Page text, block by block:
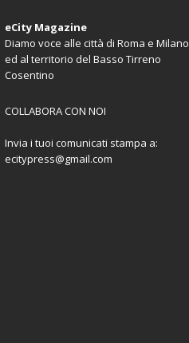
eCity Magazine
Diamo voce alle città di Roma e Milano
ed al territorio del Basso Tirreno
Cosentino
COLLABORA CON NOI
Invia i tuoi comunicati stampa a:
ecitypress@gmail.com